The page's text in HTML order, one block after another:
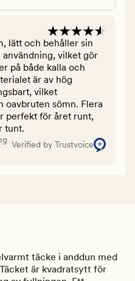
lätt och behåller sin
vilket gör
på både kalla och
är av hög
vilket
oavbruten sömn. Flera
perfekt för året runt,
tunt.
Verified by Trustvoice
täcke i anddun med
är kvadratsytt för